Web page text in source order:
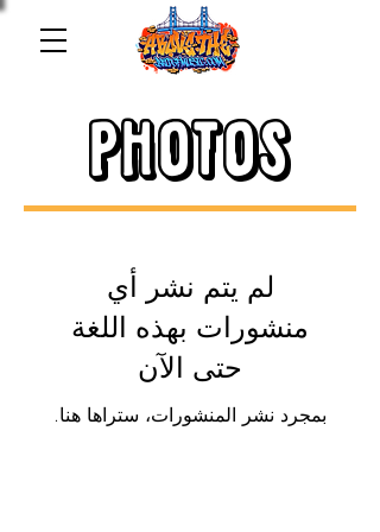
PHOTOS
لم يتم نشر أي
منشورات بهذه اللغة
حتى الآن
بمجرد نشر المنشورات، ستراها هنا.